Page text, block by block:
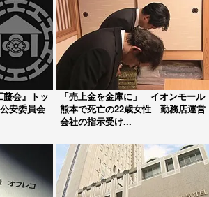
会』トッ
安委員会
「売上金を金庫に」 イオンモール
熊本で死亡の22歳女性 勤務店運営
会社の指示受け...